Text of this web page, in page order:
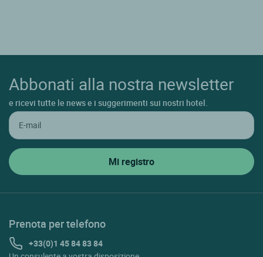
Abbonati alla nostra newsletter
e ricevi tutte le news e i suggerimenti sui nostri hotel.
Prenota per telefono
+33(0)1 45 84 83 84